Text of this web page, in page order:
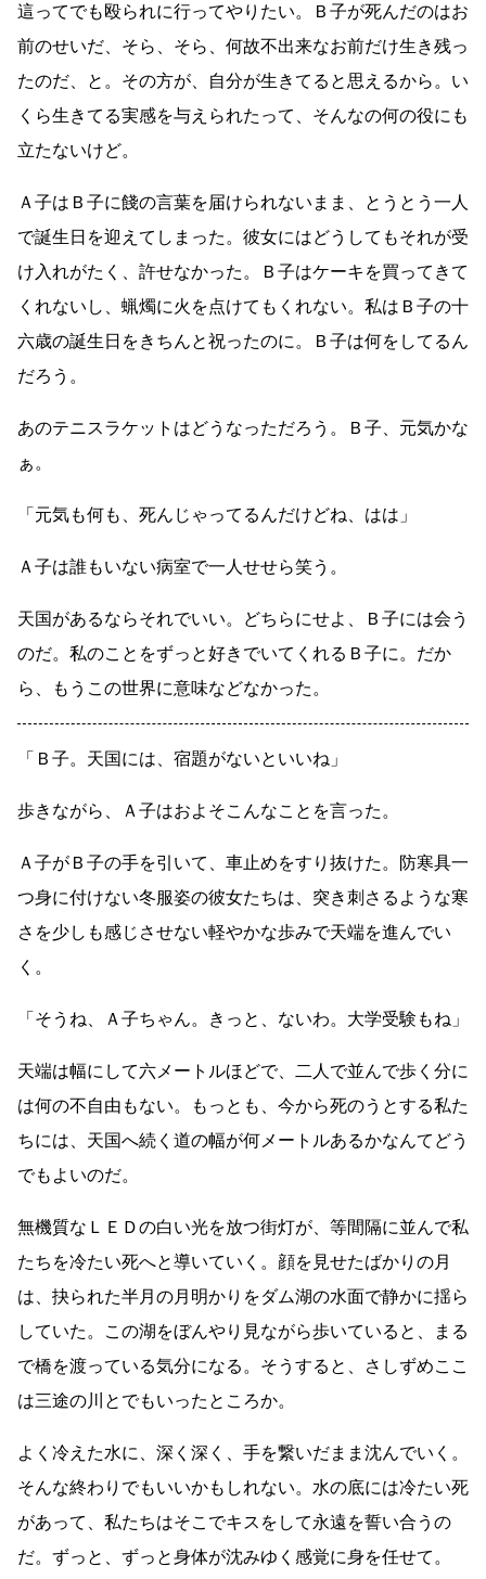
這ってでも殴られに行ってやりたい。Ｂ子が死んだのはお
前のせいだ、そら、そら、何故不出来なお前だけ生き残っ
たのだ、と。その方が、自分が生きてると思えるから。い
くら生きてる実感を与えられたって、そんなの何の役にも
立たないけど。
Ａ子はＢ子に餞の言葉を届けられないまま、とうとう一人
で誕生日を迎えてしまった。彼女にはどうしてもそれが受
け入れがたく、許せなかった。Ｂ子はケーキを買ってきて
くれないし、蝋燭に火を点けてもくれない。私はＢ子の十
六歳の誕生日をきちんと祝ったのに。Ｂ子は何をしてるん
だろう。
あのテニスラケットはどうなっただろう。Ｂ子、元気かな
ぁ。
「元気も何も、死んじゃってるんだけどね、はは」
Ａ子は誰もいない病室で一人せせら笑う。
天国があるならそれでいい。どちらにせよ、Ｂ子には会う
のだ。私のことをずっと好きでいてくれるＢ子に。だか
ら、もうこの世界に意味などなかった。
「Ｂ子。天国には、宿題がないといいね」
歩きながら、Ａ子はおよそこんなことを言った。
Ａ子がＢ子の手を引いて、車止めをすり抜けた。防寒具一
つ身に付けない冬服姿の彼女たちは、突き刺さるような寒
さを少しも感じさせない軽やかな歩みで天端を進んでい
く。
「そうね、Ａ子ちゃん。きっと、ないわ。大学受験もね」
天端は幅にして六メートルほどで、二人で並んで歩く分に
は何の不自由もない。もっとも、今から死のうとする私た
ちには、天国へ続く道の幅が何メートルあるかなんてどう
でもよいのだ。
無機質なＬＥＤの白い光を放つ街灯が、等間隔に並んで私
たちを冷たい死へと導いていく。顔を見せたばかりの月
は、抉られた半月の月明かりをダム湖の水面で静かに揺ら
していた。この湖をぼんやり見ながら歩いていると、まる
で橋を渡っている気分になる。そうすると、さしずめここ
は三途の川とでもいったところか。
よく冷えた水に、深く深く、手を繋いだまま沈んでいく。
そんな終わりでもいいかもしれない。水の底には冷たい死
があって、私たちはそこでキスをして永遠を誓い合うの
だ。ずっと、ずっと身体が沈みゆく感覚に身を任せて。